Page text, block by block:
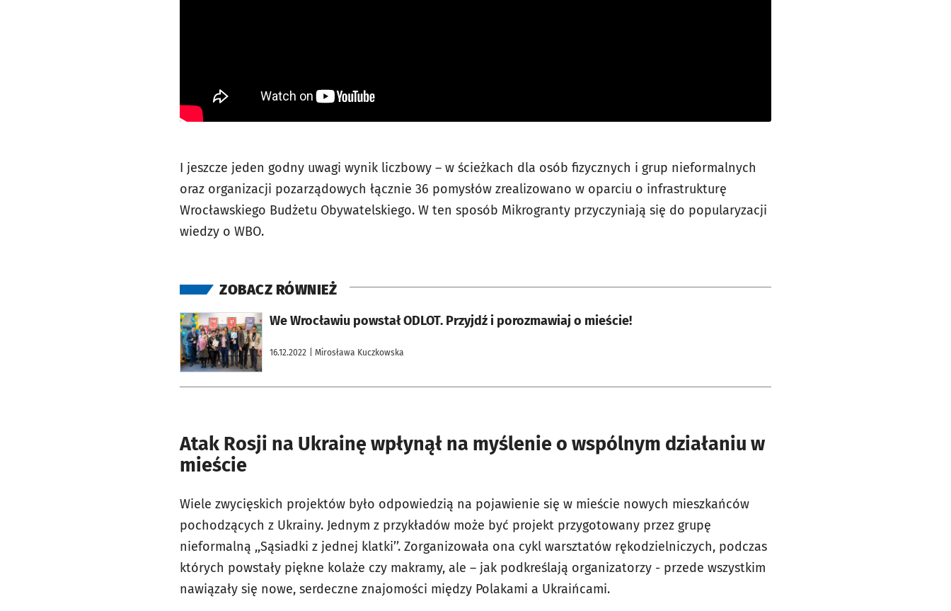
I jeszcze jeden godny uwagi wynik liczbowy – w ścieżkach dla osób fizycznych i grup nieformalnych
oraz organizacji pozarządowych łącznie 36 pomysłów zrealizowano w oparciu o infrastrukturę
Wrocławskiego Budżetu Obywatelskiego. W ten sposób Mikrogranty przyczyniają się do popularyzacji
wiedzy o WBO.
ZOBACZ RÓWNIEŻ
We Wrocławiu powstał ODLOT. Przyjdź i porozmawiaj o mieście!
16.12.2022 | Mirosława Kuczkowska
otworzy się w nowej karcie
Atak Rosji na Ukrainę wpłynął na myślenie o wspólnym działaniu w
mieście
Wiele zwycięskich projektów było odpowiedzią na pojawienie się w mieście nowych mieszkańców
pochodzących z Ukrainy. Jednym z przykładów może być projekt przygotowany przez grupę
nieformalną ,,Sąsiadki z jednej klatki’’. Zorganizowała ona cykl warsztatów rękodzielniczych, podczas
których powstały piękne kolaże czy makramy, ale – jak podkreślają organizatorzy - przede wszystkim
nawiązały się nowe, serdeczne znajomości między Polakami a Ukraińcami.